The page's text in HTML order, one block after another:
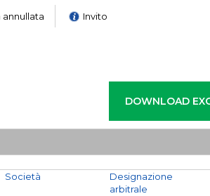
annullata Invito
Società
Designazione
arbitrale